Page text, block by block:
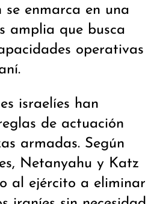
se enmarca en una
amplia que busca
operativas
israelíes han
de actuación
armadas. Según
Netanyahu y Katz
al ejército a eliminar